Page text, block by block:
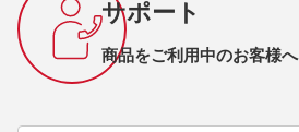
サポート
商品をご利用中のお客様へ